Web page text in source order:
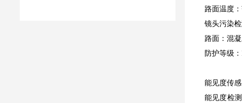
路面温度
镜头污染
路面：混
防护等级
能见度传
能见度检